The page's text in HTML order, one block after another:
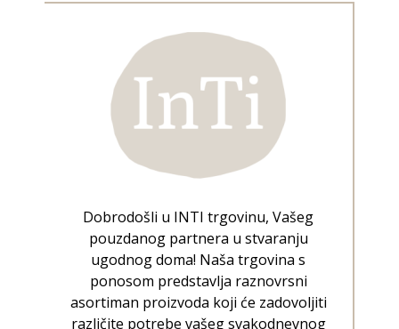
Dobrodošli u INTI trgovinu, Vašeg
pouzdanog partnera u stvaranju
ugodnog doma! Naša trgovina s
ponosom predstavlja raznovrsni
asortiman proizvoda koji će zadovoljiti
različite potrebe vašeg svakodnevnog